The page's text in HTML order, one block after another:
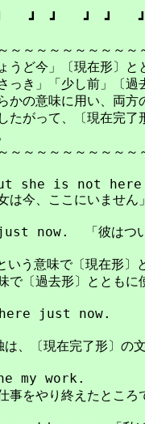
┛　　┛　┛　　┛
～～～～～～～～～
」〔現在形〕と
し前」〔過去形
味に用い、両方の
て、〔現在完了形
～～～～～～～～～
is not here
、ここにいません
「彼はついさ
意味で〔現在形〕
で〔過去形〕とともに
just now.
現在完了形〕の文
work.　　　　
をやり終えたところ